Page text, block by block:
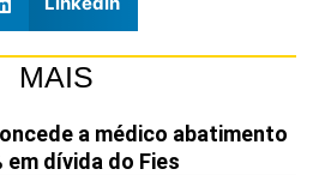
MAIS
a médico abatimento
em dívida do Fies